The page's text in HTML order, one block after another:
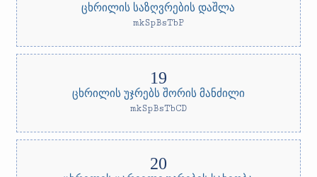
ცხრილის საზღვრების დაშლა
mkSpBsTbP
ცხრილის უჯრებს შორის მანძილი
mkSpBsTbCD